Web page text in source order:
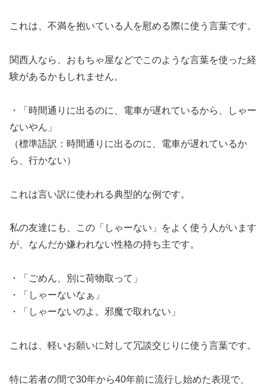
これは、不満を抱いている人を慰める際に使う言葉です。
関西人なら、おもちゃ屋などでこのような言葉を使った経
験があるかもしれません。
・「時間通りに出るのに、電車が遅れているから、しゃー
ないやん」
（標準語訳：時間通りに出るのに、電車が遅れているか
ら、行かない）
これは言い訳に使われる典型的な例です。
私の友達にも、この「しゃーない」をよく使う人がいます
が、なんだか嫌われない性格の持ち主です。
・「ごめん、別に荷物取って」
・「しゃーないなぁ」
・「しゃーないのよ。邪魔で取れない」
これは、軽いお願いに対して冗談交じりに使う言葉です。
特に若者の間で30年から40年前に流行し始めた表現で、